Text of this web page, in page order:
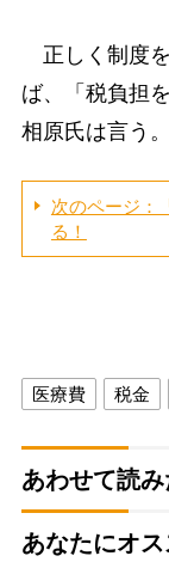
正しく制度
ば、「税負担
相原氏は言う。
次のページ：
る！
医療費 税金
あわせて読
あなたにオス